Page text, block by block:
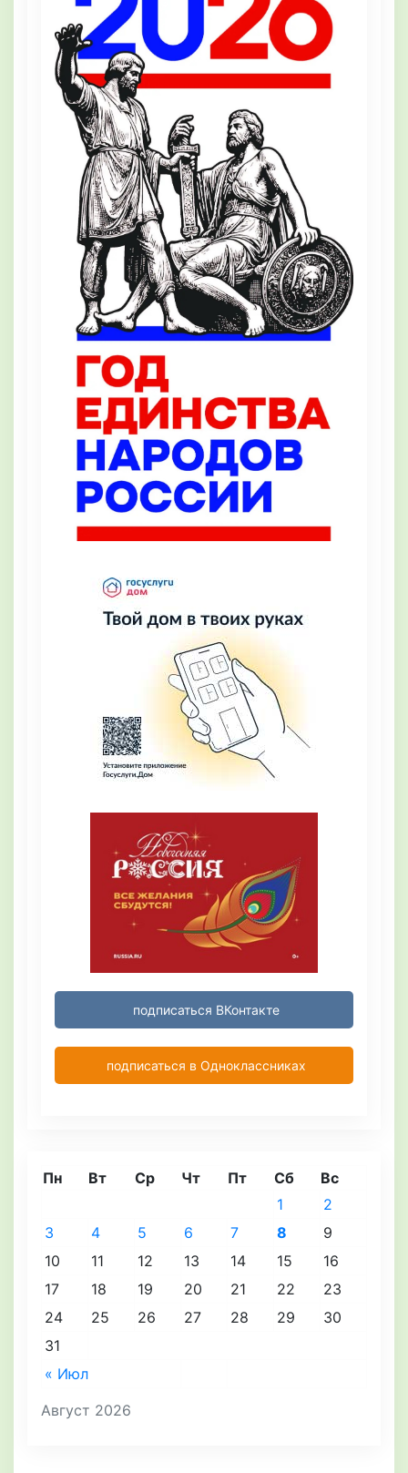
подписаться ВКонтакте
подписаться в Одноклассниках
Август 2026
Пн Вт Ср Чт Пт Сб Вс
« Июл
1
2
3
4 5 6 7 8
9
10
11 12 13 14 15
16
17
18 19 20 21 22
23
24
25 26 27 28 29
30
31